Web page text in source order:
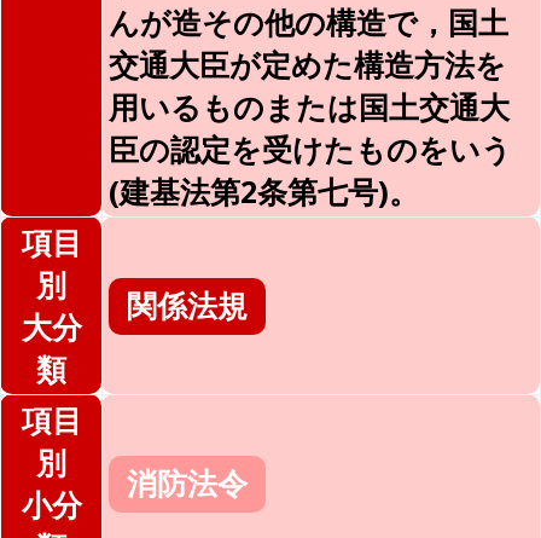
んが造その他の構造で，国土
交通大臣が定めた構造方法を
用いるものまたは国土交通大
臣の認定を受けたものをいう
(建基法第2条第七号)。
項目
別
大分
類
関係法規
項目
別
小分
消防法令